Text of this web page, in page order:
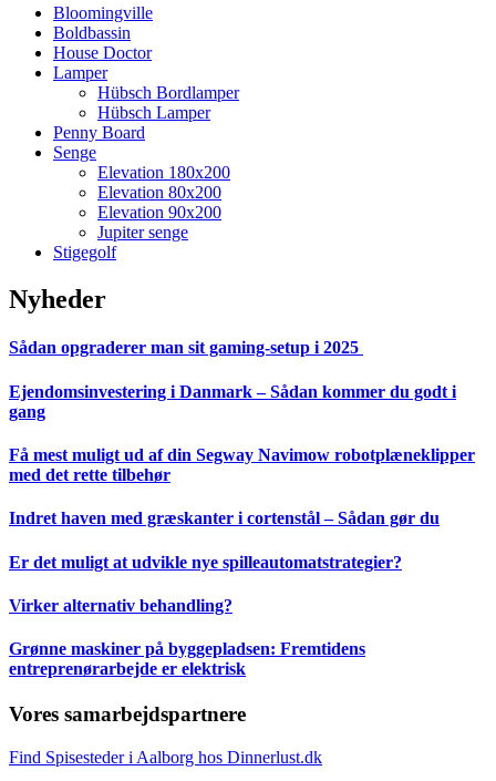
Bloomingville
Boldbassin
House Doctor
Lamper
Hübsch Bordlamper
Hübsch Lamper
Penny Board
Senge
Elevation 180x200
Elevation 80x200
Elevation 90x200
Jupiter senge
Stigegolf
Nyheder
Sådan opgraderer man sit gaming-setup i 2025
Ejendomsinvestering i Danmark – Sådan kommer du godt i
gang
Få mest muligt ud af din Segway Navimow robotplæneklipper
med det rette tilbehør
Indret haven med græskanter i cortenstål – Sådan gør du
Er det muligt at udvikle nye spilleautomatstrategier?
Virker alternativ behandling?
Grønne maskiner på byggepladsen: Fremtidens
entreprenørarbejde er elektrisk
Vores samarbejdspartnere
Find Spisesteder i Aalborg hos Dinnerlust.dk